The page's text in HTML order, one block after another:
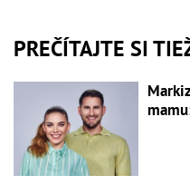
PREČÍTAJTE SI